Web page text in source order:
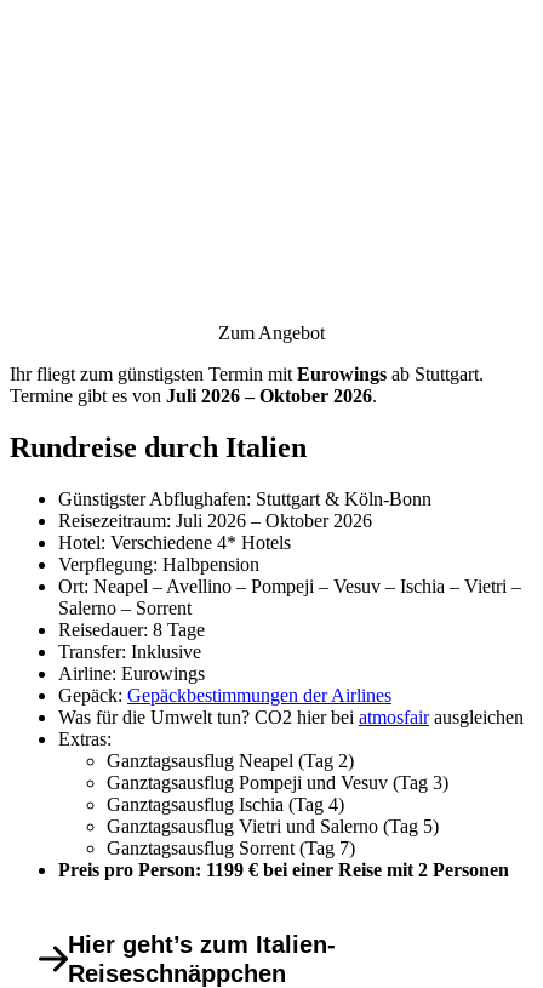
Zum Angebot
Ihr fliegt zum günstigsten Termin mit Eurowings ab Stuttgart.
Termine gibt es von Juli 2026 – Oktober 2026.
Rundreise durch Italien
Günstigster Abflughafen: Stuttgart & Köln-Bonn
Reisezeitraum: Juli 2026 – Oktober 2026
Hotel: Verschiedene 4* Hotels
Verpflegung: Halbpension
Ort: Neapel – Avellino – Pompeji – Vesuv – Ischia – Vietri –
Salerno – Sorrent
Reisedauer: 8 Tage
Transfer: Inklusive
Airline: Eurowings
Gepäck: Gepäckbestimmungen der Airlines
Was für die Umwelt tun? CO2 hier bei atmosfairausgleichen
Extras:
Ganztagsausflug Neapel (Tag 2)
Ganztagsausflug Pompeji und Vesuv (Tag 3)
Ganztagsausflug Ischia (Tag 4)
Ganztagsausflug Vietri und Salerno (Tag 5)
Ganztagsausflug Sorrent (Tag 7)
Preis pro Person: 1199 € bei einer Reise mit 2 Personen
Hier geht’s zum Italien-
Reiseschnäppchen